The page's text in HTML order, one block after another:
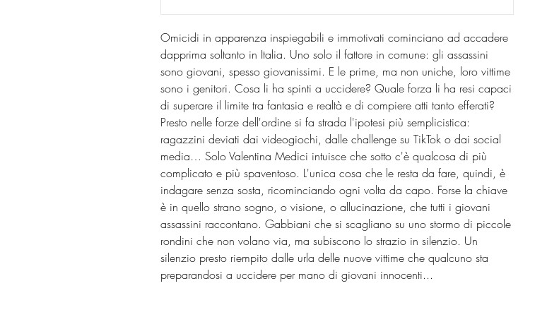
Omicidi in apparenza inspiegabili e immotivati cominciano ad accadere
dapprima soltanto in Italia. Uno solo il fattore in comune: gli assassini
sono giovani, spesso giovanissimi. E le prime, ma non uniche, loro vittime
sono i genitori. Cosa li ha spinti a uccidere? Quale forza li ha resi capaci
di superare il limite tra fantasia e realtà e di compiere atti tanto efferati?
Presto nelle forze dell'ordine si fa strada l'ipotesi più semplicistica:
ragazzini deviati dai videogiochi, dalle challenge su TikTok o dai social
media… Solo Valentina Medici intuisce che sotto c'è qualcosa di più
complicato e più spaventoso. L'unica cosa che le resta da fare, quindi, è
indagare senza sosta, ricominciando ogni volta da capo. Forse la chiave
è in quello strano sogno, o visione, o allucinazione, che tutti i giovani
assassini raccontano. Gabbiani che si scagliano su uno stormo di piccole
rondini che non volano via, ma subiscono lo strazio in silenzio. Un
silenzio presto riempito dalle urla delle nuove vittime che qualcuno sta
preparandosi a uccidere per mano di giovani innocenti...